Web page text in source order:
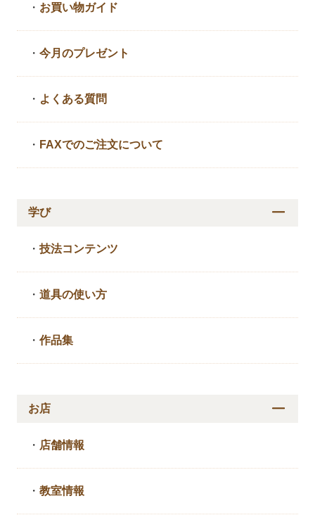
・ お買い物ガイド
・今月のプレゼント
・ よくある質問
・ FAXでのご注文について
学び
・技法コンテンツ
・道具の使い方
・作品集
お店
・ 店舗情報
・教室情報